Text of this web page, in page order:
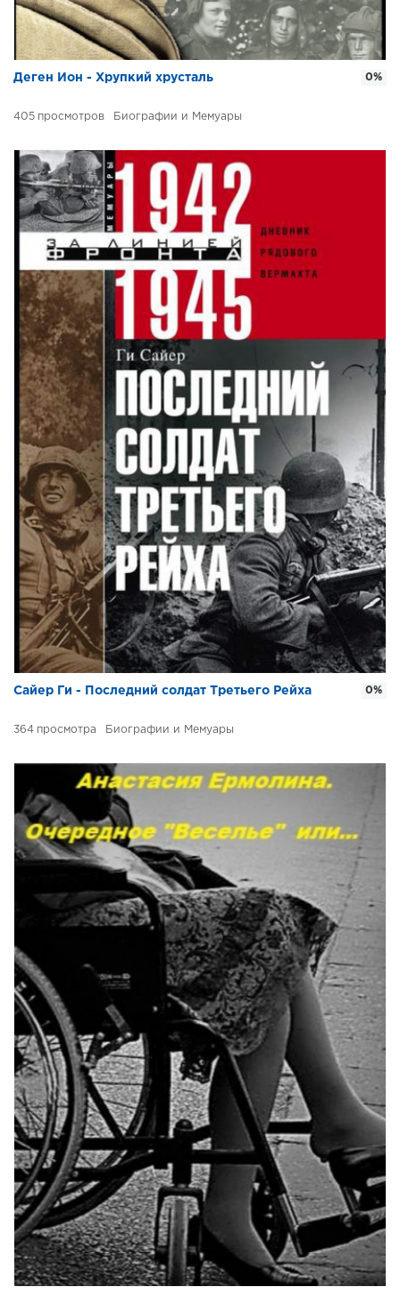
Деген Ион - Хрупкий хрусталь
405 Биографии и Мемуары
0%
Сайер Ги - Последний солдат Третьего Рейха
364 Биографии и Мемуары
0%